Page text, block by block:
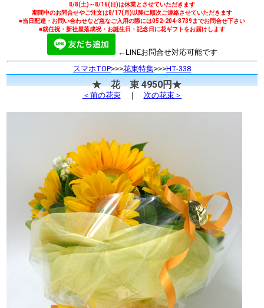
8/8(土)～8/16(日)は休業とさせていただきます
期間中のお問合せやご注文は8/17(月)以降に順次ご連絡させていただきます
■当日配達・お問い合わせなど急なご入用の際には052-204-8739までお問合せ下さい
■就任祝・新社屋落成祝・お誕生日・記念日に花ギフトをお届けします
←LINEお問合せ対応可能です
スマホTOP>>>花束特集>>>HT-338
★ 花 束 4950円★
＜前の花束｜ 次の花束＞